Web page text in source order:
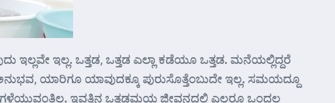
ಇಲ್ಲವೇ ಇಲ್ಲ. ಒತ್ತಡ, ಒತ್ತಡ ಎಲ್ಲಾ ಕಡೆಯೂ ಒತ್ತಡ. ಮನೆಯಲ್ಲಿದ್ದರೆ
ಯಾರಿಗೂ ಯಾವುದಕ್ಕೂ ಪುರುಸೊತ್ತೆಂಬುದೇ ಇಲ್ಲ. ಸಮಯದ್ದೂ
ಇವತ್ತಿನ ಒತ್ತಡಮಯ ಜೀವನದಲ್ಲಿ ಎಲ್ಲರೂ ಒಂದಲ್ಲ